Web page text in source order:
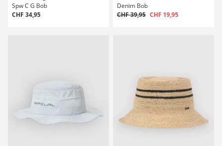
Spw C G Bob
CHF 34,95
Denim Bob
CHF 39,95 CHF 19,95